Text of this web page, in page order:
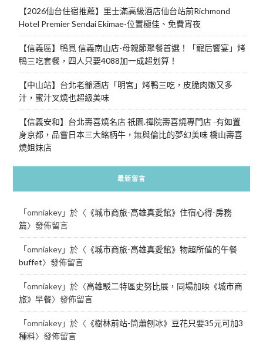
【2026仙台住宿推薦】里士滿高級酒店仙台站前Richmond
Hotel Premier Sendai Ekimae-位置極佳、免費宵夜
【信義區】鴨覓 信義南山店-母親節聚餐首選！「寵后饗宴」烤
鴨三吃套餐，四人只要4088加一成超划算！
【中山站】台北老爺酒店「明宮」烤鴨三吃，皮脆肉嫩又多
汁，蜜汁叉燒也超級美味
【信義安和】台北壽喜燒名店 祇園.禪院壽喜燒專門店 -有如置
身京都，品嘗日本三大銘柄牛，無與倫比的夢幻美味 橋山壽喜
燒姐妹店
最新留言
「omniakey」於〈 《城市商旅-高雄真愛館》住宿心得-房務
篇〉發佈留言
「omniakey」於〈 《城市商旅-高雄真愛館》物超所值的午餐
buffet〉發佈留言
「omniakey」於〈高雄駁二特區史努比展，同場加映《城市商
旅》早餐〉發佈留言
「omniakey」於〈 《樹林前站-筒蕭刨冰》豆花只要35元可加3
種料〉發佈留言